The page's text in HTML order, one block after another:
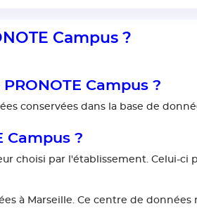
Campus ?
Campus ?
dans la base de
Campus ?
choisi par l'établissement. Celui-
à Marseille. Ce centre de